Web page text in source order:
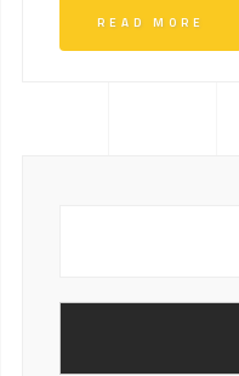
READ MORE